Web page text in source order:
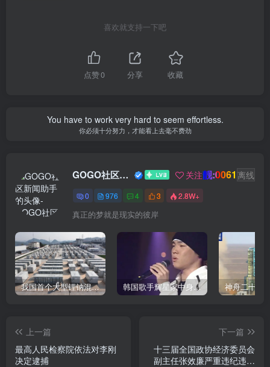
喜欢就支持一下吧
点赞0 分享 收藏
You have to work very hard to seem effortless.
你必须十分努力，才能看上去毫不费劲
GOGO社区新闻助手 关注靓:0061 离线
0 976 4 3 2.8W+
真正的梦就是现实的彼岸
我国首个大型锂钠混合储能站投产，开启储能新时代 韩国歌手辉星家中身亡，终年43岁，警方调查死因
上一篇
最高人民检察院依法对李刚
决定逮捕
下一篇
十三届全国政协经济委员会
副主任张效廉严重违纪违法